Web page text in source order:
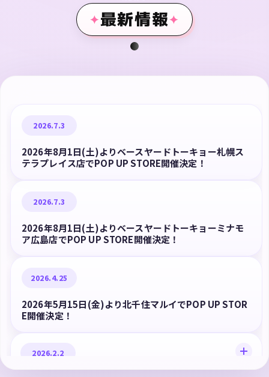
最新情報
2026.7.3
2026年8月1日(土)よりベースヤードトーキョー札幌ス
テラプレイス店でPOP UP STORE開催決定！
2026.7.3
2026年8月1日(土)よりベースヤードトーキョーミナモ
ア広島店でPOP UP STORE開催決定！
2026.4.25
2026年5月15日(金)より北千住マルイでPOP UP STOR
E開催決定！
2026.2.2